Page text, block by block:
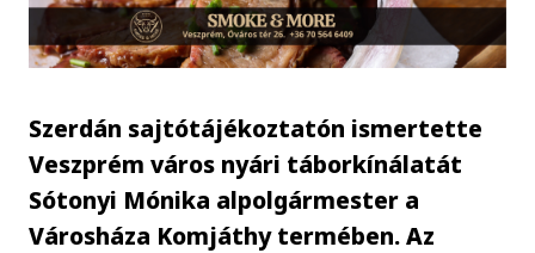
Szerdán sajtótájékoztatón ismertette
Veszprém város nyári táborkínálatát
Sótonyi Mónika alpolgármester a
Városháza Komjáthy termében. Az